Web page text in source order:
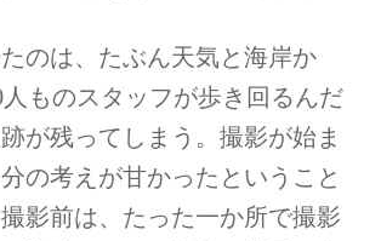
のは、たぶん天気と海岸か
ものスタッフが歩き回るんだ
が残ってしまう。撮影が始ま
の考えが甘かったということ
影前は、たった一か所で撮影